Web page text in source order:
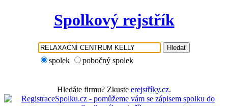
Spolkový rejstřík
Hledat
spolek pobočný spolek
Hledáte firmu? Zkuste erejstříky.cz.